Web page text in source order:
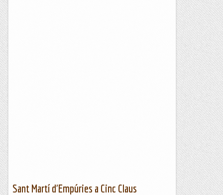
Sant Martí d'Empúries a Cinc Claus